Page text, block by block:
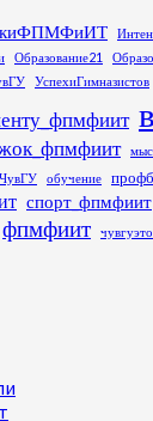
Образование21
УспехиГимназистов
обучение
спорт_фпмфиит
фпмфиит